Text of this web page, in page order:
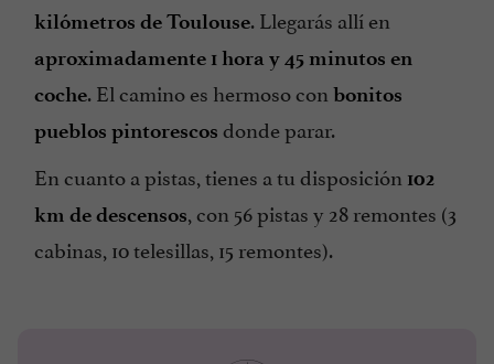
kilómetros de Toulouse. Llegarás allí en
aproximadamente 1 hora y 45 minutos en
coche. El camino es hermoso con bonitos
pueblos pintorescos donde parar.
En cuanto a pistas, tienes a tu disposición 102
km de descensos, con 56 pistas y 28 remontes (3
cabinas, 10 telesillas, 15 remontes).